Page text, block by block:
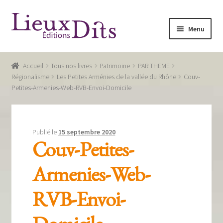
Aller
à
navigation
Aller
au
Menu
Accueil
Commande
Mentions légales / Données personnelles
Recevoir notre newsletter
Accueil Tous nos livres Patrimoine
PAR THEME
Régionalisme
Les Petites Arménies de la vallée du Rhône
Couv-
Petites-Armenies-Web-RVB-Envoi-Domicile
Publié le 15 septembre 2020
Couv-Petites-
Armenies-Web-
RVB-Envoi-